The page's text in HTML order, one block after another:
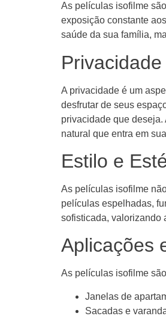
As películas isofilme
exposição constante
saúde da sua família,
A privacidade é um
desfrutar de seus
privacidade que
natural que entra em
Estilo e
As películas isofilme
películas espelhadas,
sofisticada, valorizando
Aplicações
As películas isofilme
Janelas de
Sacadas e